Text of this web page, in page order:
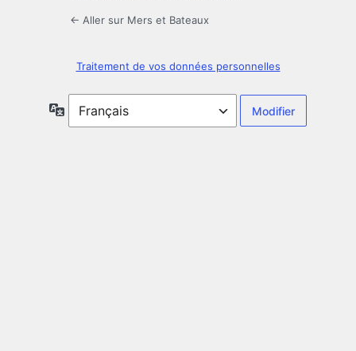
← Aller sur Mers et Bateaux
Traitement de vos données personnelles
Langue